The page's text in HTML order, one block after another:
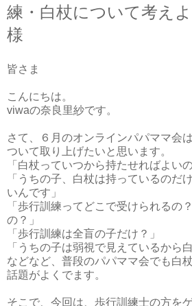
練・白杖について考え
様
皆さま
こんにちは。
viwaの奈良里紗です。
さて、６月のオンラインパパママ会
ついて取り上げたいと思います。
「白杖っていつから持たせればよい
「うちの子、白杖は持っているのだ
いんです」
「歩行訓練ってどこで受けられるの
の？」
「歩行訓練は全盲の子だけ？」
「うちの子は弱視で見えているから
などなど、普段のパパママ会でも白
話題がよくでます。
そこで、今回は、歩行訓練士の方を